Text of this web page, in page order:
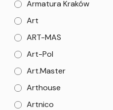
Armatura Kraków
Art
ART-MAS
Art-Pol
Art.Master
Arthouse
Artnico